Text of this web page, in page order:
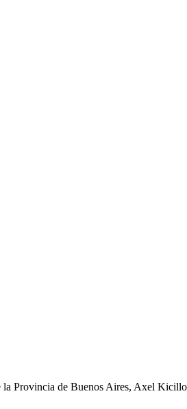
Provincia de Buenos Aires, Axel